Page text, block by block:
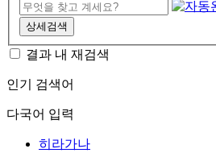
상세검색
결과 내 재검색
인기 검색어
다국어 입력
히라가나